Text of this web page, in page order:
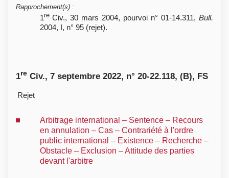
Rapprochement(s) :
1reCiv., 30 mars 2004, pourvoi n° 01-14.311, Bull.
2004, I, n° 95 (rejet).
1re Civ., 7 septembre 2022, n° 20-22.118, (B), FS
Rejet
Arbitrage international – Sentence – Recours
en annulation – Cas – Contrariété à l'ordre
public international – Existence – Recherche –
Obstacle – Exclusion – Attitude des parties
devant l'arbitre